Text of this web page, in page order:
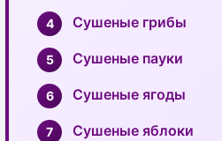
Сушеные грибы
Сушеные пауки
Сушеные ягоды
Сушеные яблоки